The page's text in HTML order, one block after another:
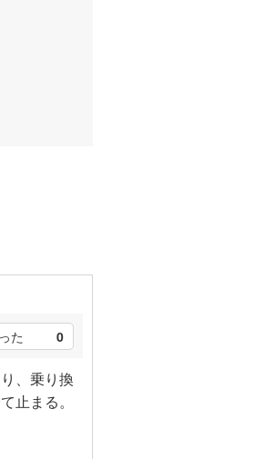
た 0
、乗り換
止まる。